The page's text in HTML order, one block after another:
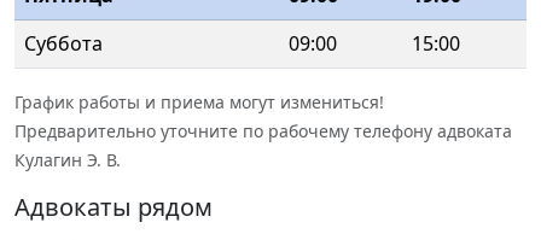
Суббота
09:00 15:00
График работы и приема могут измениться!
Предварительно уточните по рабочему телефону адвоката
Кулагин Э. В.
Адвокаты рядом